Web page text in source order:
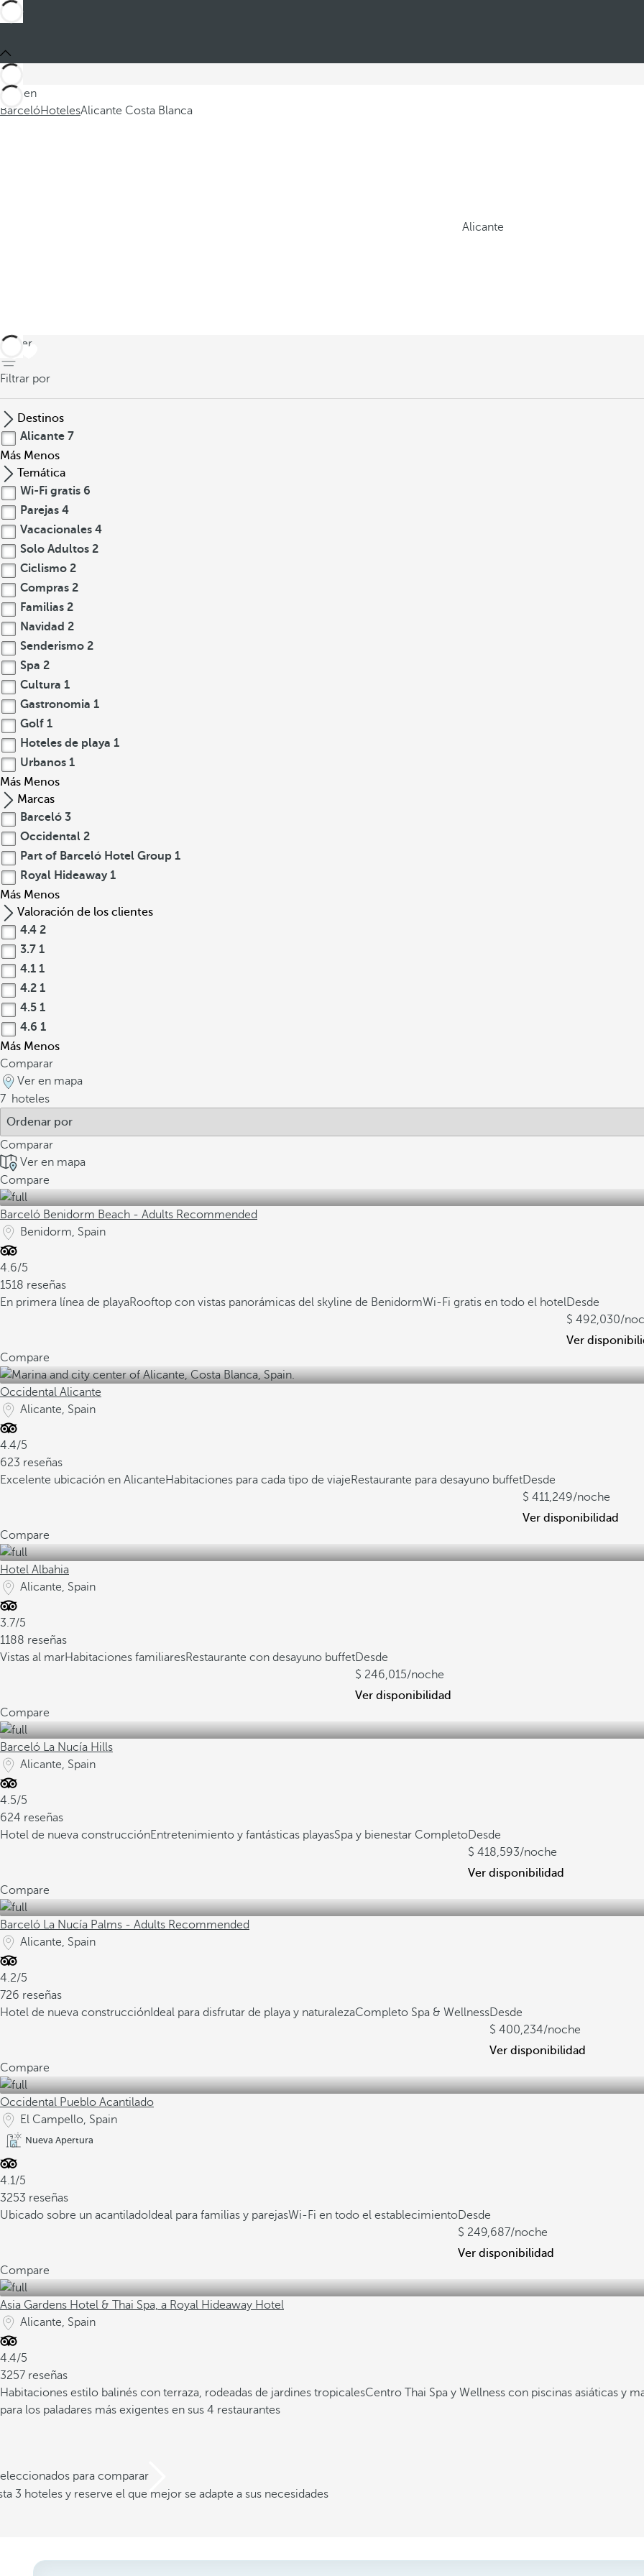
Está en
BarcelóHotelesAlicante Costa Blanca
Alicante
volver
Filtrar por
Destinos
Alicante 7
Más Menos
Temática
Wi-Fi gratis 6
Parejas 4
Vacacionales 4
Solo Adultos 2
Ciclismo 2
Compras 2
Familias 2
Navidad 2
Senderismo 2
Spa 2
Cultura 1
Gastronomia 1
Golf 1
Hoteles de playa 1
Urbanos 1
Más Menos
Marcas
Barceló 3
Occidental 2
Part of Barceló Hotel Group 1
Royal Hideaway 1
Más Menos
Valoración de los clientes
4.4 2
3.7 1
4.1 1
4.2 1
4.5 1
4.6 1
Más Menos
Comparar
Ver en mapa
7 hoteles
Comparar
Ver en mapa
Compare
Barceló Benidorm Beach - Adults Recommended
Benidorm, Spain
4.6/5
1518 reseñas
En primera línea de playaRooftop con vistas panorámicas del skyline de BenidormWi-Fi gratis en todo el hotelDesde
492,030/
Ver
Compare
Occidental Alicante
Alicante, Spain
4.4/5
623 reseñas
Excelente ubicación en AlicanteHabitaciones para cada tipo de viajeRestaurante para desayuno buffetDesde
411,249/noche
Ver disponibilidad
Compare
Hotel Albahia
Alicante, Spain
3.7/5
1188 reseñas
Vistas al marHabitaciones familiaresRestaurante con desayuno buffetDesde
246,015/noche
Ver disponibilidad
Compare
Barceló La Nucía Hills
Alicante, Spain
4.5/5
624 reseñas
Hotel de nueva construcciónEntretenimiento y fantásticas playasSpa y bienestar CompletoDesde
418,593/noche
Ver disponibilidad
Compare
Barceló La Nucía Palms - Adults Recommended
Alicante, Spain
4.2/5
726 reseñas
Hotel de nueva construcción Ideal para disfrutar de playa y naturalezaCompleto Spa & WellnessDesde
400,234/noche
Ver disponibilidad
Compare
Occidental Pueblo Acantilado
El Campello, Spain
Nueva Apertura
4.1/5
3253 reseñas
Ubicado sobre un acantilado Ideal para familias y parejasWi-Fi en todo el establecimientoDesde
249,687/noche
Ver disponibilidad
Compare
Asia Gardens Hotel & Thai Spa, a Royal Hideaway Hotel
Alicante, Spain
4.4/5
3257 reseñas
Habitaciones estilo balinés con terraza, rodeadas de jardines tropicalesCentro Thai Spa y Wellness con piscinas asiáticas y
para los paladares más exigentes en sus 4 restaurantes
para comparar
3 hoteles y reserve el que mejor se adapte a sus necesidades